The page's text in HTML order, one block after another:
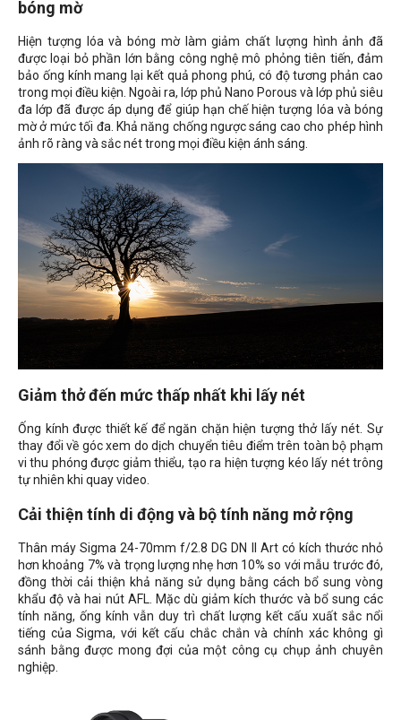
bóng mờ
Hiện tượng lóa và bóng mờ làm giảm chất lượng hình ảnh đã
được loại bỏ phần lớn bằng công nghệ mô phỏng tiên tiến, đảm
bảo ống kính mang lại kết quả phong phú, có độ tương phản cao
trong mọi điều kiện. Ngoài ra, lớp phủ Nano Porous và lớp phủ siêu
đa lớp đã được áp dụng để giúp hạn chế hiện tượng lóa và bóng
mờ ở mức tối đa. Khả năng chống ngược sáng cao cho phép hình
ảnh rõ ràng và sắc nét trong mọi điều kiện ánh sáng.
Giảm thở đến mức thấp nhất khi lấy nét
Ống kính được thiết kế để ngăn chặn hiện tượng thở lấy nét. Sự
thay đổi về góc xem do dịch chuyển tiêu điểm trên toàn bộ phạm
vi thu phóng được giảm thiểu, tạo ra hiện tượng kéo lấy nét trông
tự nhiên khi quay video.
Cải thiện tính di động và bộ tính năng mở rộng
Thân máy Sigma 24-70mm f/2.8 DG DN II Art có kích thước nhỏ
hơn khoảng 7% và trọng lượng nhẹ hơn 10% so với mẫu trước đó,
đồng thời cải thiện khả năng sử dụng bằng cách bổ sung vòng
khẩu độ và hai nút AFL. Mặc dù giảm kích thước và bổ sung các
tính năng, ống kính vẫn duy trì chất lượng kết cấu xuất sắc nổi
tiếng của Sigma, với kết cấu chắc chắn và chính xác không gì
sánh bằng được mong đợi của một công cụ chụp ảnh chuyên
nghiệp.